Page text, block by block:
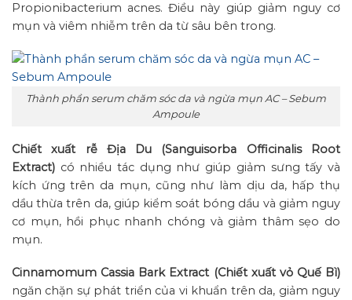
Propionibacterium acnes. Điều này giúp giảm nguy cơ
mụn và viêm nhiễm trên da từ sâu bên trong.
Thành phần serum chăm sóc da và ngừa mụn AC – Sebum
Ampoule
Chiết xuất rễ Địa Du (Sanguisorba Officinalis Root
Extract) có nhiều tác dụng như giúp giảm sưng tấy và
kích ứng trên da mụn, cũng như làm dịu da, hấp thụ
dầu thừa trên da, giúp kiểm soát bóng dầu và giảm nguy
cơ mụn, hồi phục nhanh chóng và giảm thâm sẹo do
mụn.
Cinnamomum Cassia Bark Extract (Chiết xuất vỏ Quế Bì)
ngăn chặn sự phát triển của vi khuẩn trên da, giảm nguy